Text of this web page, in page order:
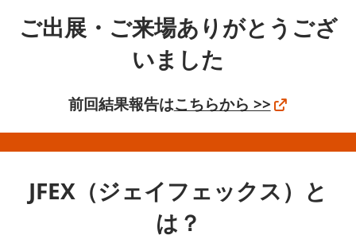
ご出展・ご来場ありがとうござ
いました
前回結果報告はこちらから >>
JFEX（ジェイフェックス）と
は？